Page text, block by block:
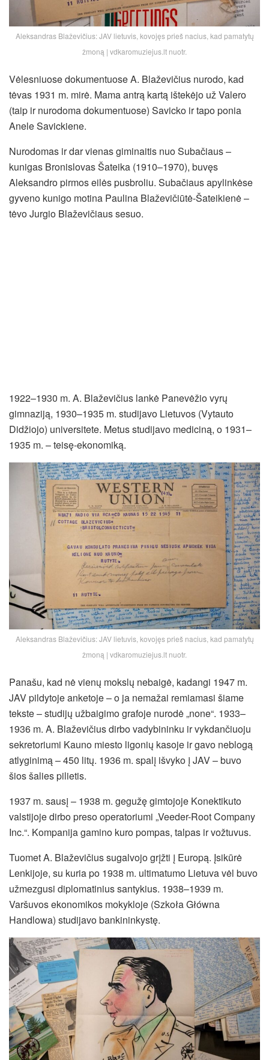
Aleksandras Blaževičius: JAV lietuvis, kovojęs prieš nacius, kad pamatytų
žmoną | vdkaromuziejus.lt nuotr.
Vėlesniuose dokumentuose A. Blaževičius nurodo, kad
tėvas 1931 m. mirė. Mama antrą kartą ištekėjo už Valero
(taip ir nurodoma dokumentuose) Savicko ir tapo ponia
Anele Savickiene.
Nurodomas ir dar vienas giminaitis nuo Subačiaus –
kunigas Bronislovas Šateika (1910–1970), buvęs
Aleksandro pirmos eilės pusbroliu. Subačiaus apylinkėse
gyveno kunigo motina Paulina Blaževičiūtė-Šateikienė –
tėvo Jurgio Blaževičiaus sesuo.
1922–1930 m. A. Blaževičius lankė Panevėžio vyrų
gimnaziją, 1930–1935 m. studijavo Lietuvos (Vytauto
Didžiojo) universitete. Metus studijavo mediciną, o 1931–
1935 m. – teisę-ekonomiką.
Aleksandras Blaževičius: JAV lietuvis, kovojęs prieš nacius, kad pamatytų
žmoną | vdkaromuziejus.lt nuotr.
Panašu, kad nė vienų mokslų nebaigė, kadangi 1947 m.
JAV pildytoje anketoje – o ja nemažai remiamasi šiame
tekste – studijų užbaigimo grafoje nurodė „none“. 1933–
1936 m. A. Blaževičius dirbo vadybininku ir vykdančiuoju
sekretoriumi Kauno miesto ligonių kasoje ir gavo neblogą
atlyginimą – 450 litų. 1936 m. spalį išvyko į JAV – buvo
šios šalies pilietis.
1937 m. sausį – 1938 m. gegužę gimtojoje Konektikuto
valstijoje dirbo preso operatoriumi „Veeder-Root Company
Inc.“. Kompanija gamino kuro pompas, talpas ir vožtuvus.
Tuomet A. Blaževičius sugalvojo grįžti į Europą. Įsikūrė
Lenkijoje, su kuria po 1938 m. ultimatumo Lietuva vėl buvo
užmezgusi diplomatinius santykius. 1938–1939 m.
Varšuvos ekonomikos mokykloje (Szkoła Główna
Handlowa) studijavo bankininkystę.